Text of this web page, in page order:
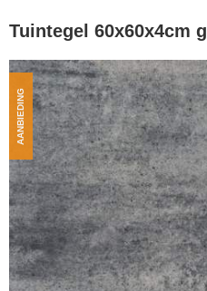
Tuintegel 60x60x4cm
AANBIEDING